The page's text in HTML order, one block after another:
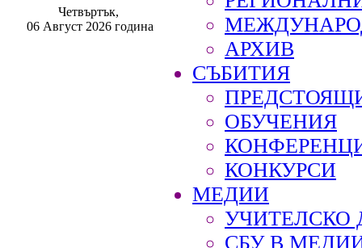
Четвъртък,
06 Август 2026 година
АРХИВ
СЪБИТИЯ
ОБУЧЕНИЯ
КОНКУРСИ
МЕДИИ
УЧИТЕЛСКО
СБУ В